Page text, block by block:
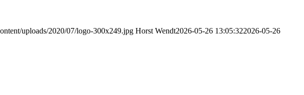
uploads/2020/07/logo-300x249.jpg Horst Wendt2026-05-26 13:05:322026-05-26